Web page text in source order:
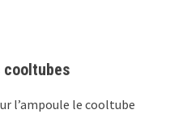
cooltubes
l’ampoule le cooltube